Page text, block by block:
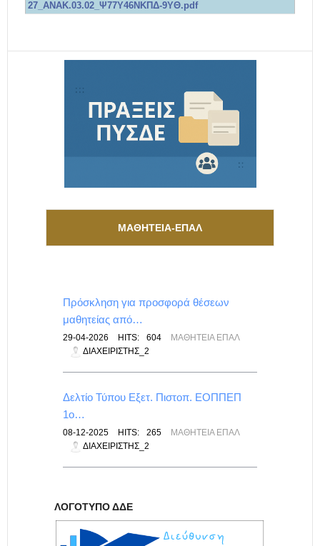
27_ΑΝΑΚ.03.02_Ψ77Υ46ΝΚΠΔ-9ΥΘ.pdf
ΜΑΘΗΤΕΙΑ-ΕΠΑΛ
Πρόσκληση για προσφορά θέσεων
μαθητείας από…
29-04-2026 HITS: 604
ΜΑΘΗΤΕΊΑ ΕΠΑΛ
ΔΙΑΧΕΙΡΙΣΤΉΣ_2
Δελτίο Τύπου Εξετ. Πιστοπ. ΕΟΠΠΕΠ
1ο…
08-12-2025 HITS: 265
ΜΑΘΗΤΕΊΑ ΕΠΑΛ
ΔΙΑΧΕΙΡΙΣΤΉΣ_2
ΛΟΓΌΤΥΠΟ ΔΔΕ